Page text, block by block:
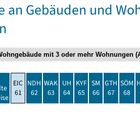
an Gebäuden und
EIC
61
NDH
62
WAK
63
UH
64
KYF
65
SM
66
GTH
67
SÖM
68